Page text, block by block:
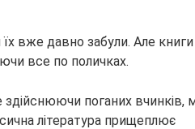
вже давно забули. Але книги
все по поличках.
поганих вчинків,
література прищеплює